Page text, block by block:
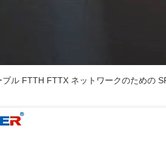
ル FTTH FTTX ネットワークのための